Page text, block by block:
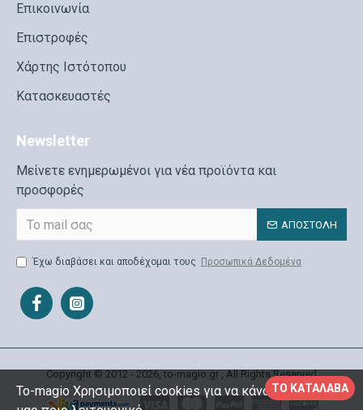
Επικοινωνία
Επιστροφές
Χάρτης Ιστότοπου
Κατασκευαστές
Newsletter
Μείνετε ενημερωμένοι για νέα προϊόντα και
προσφορές
ΑΠΟΣΤΟΛΉ
Έχω διαβάσει και αποδέχομαι τους Προσωπικά Δεδομένα
Copyright © 2012 - 2026, to-magio.gr , All Rights Reserved
ΤΟ ΚΑΤΆΛΑΒΑ
To-magio Χρησιμοποιεί cookies για να κάνουμε το site